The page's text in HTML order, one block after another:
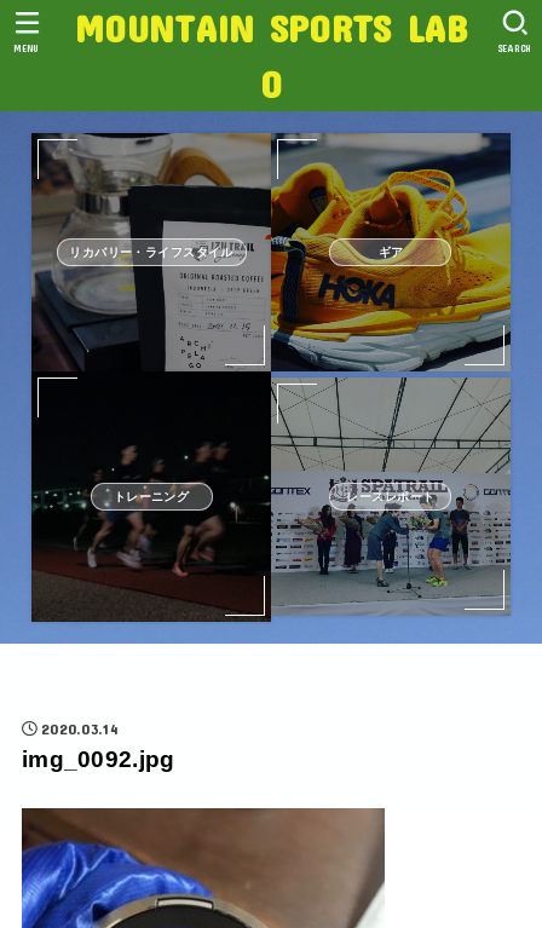
MOUNTAIN SPORTS LAB
O
SEARCH
MENU
リカバリー・ライフスタイル ギア
トレーニング レースレポート
2020.03.14
img_0092.jpg